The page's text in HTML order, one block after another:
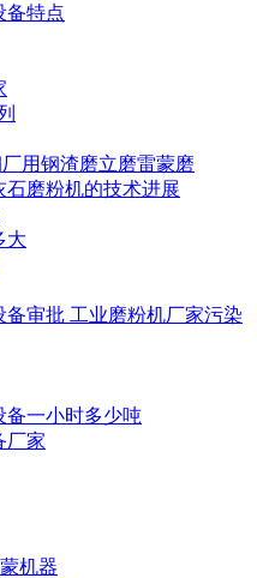
备特点
用钢渣磨立磨雷蒙磨
石磨粉机的技术进展
大
审批 工业磨粉机厂家污染
备一小时多少吨
厂家
机器